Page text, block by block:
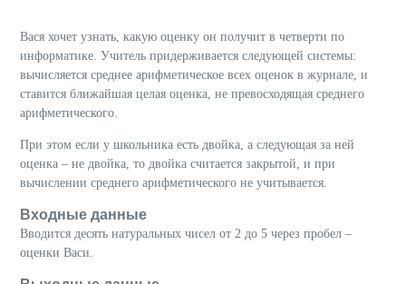
Вася хочет узнать, какую оценку он получит в четверти по
информатике. Учитель придерживается следующей системы:
вычисляется среднее арифметическое всех оценок в журнале, и
ставится ближайшая целая оценка, не превосходящая среднего
арифметического.
При этом если у школьника есть двойка, а следующая за ней
оценка – не двойка, то двойка считается закрытой, и при
вычислении среднего арифметического не учитывается.
Входные данные
Вводится десять натуральных чисел от 2 до 5 через пробел –
оценки Васи.